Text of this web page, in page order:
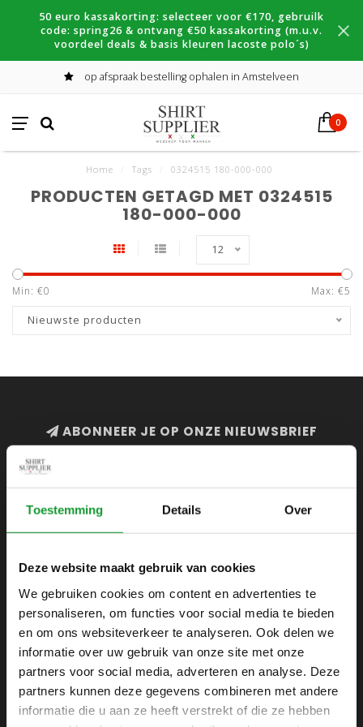
Toestemming Details Over
Deze website maakt gebruik van cookies
We gebruiken cookies om content en advertenties te
personaliseren, om functies voor social media te bieden
en om ons websiteverkeer te analyseren. Ook delen we
informatie over uw gebruik van onze site met onze
partners voor social media, adverteren en analyse. Deze
partners kunnen deze gegevens combineren met andere
informatie die u aan ze heeft verstrekt of die ze hebben
50 euro kassakorting: selecteer voor €170, gebruilk
code: spring26 & ontvang €50 kassakorting (m.u.v.
voordeel deals & basis kleuren lacoste polo´s)
op afspraak bestelling ophalen in Amstelveen
0
Home Tags 0324515 180-000-000
PRODUCTEN GETAGD MET 0324515
180-000-000
12
Min: €0 Max: €5
Nieuwste producten
ABONNEER JE OP ONZE NIEUWSBRIEF
SHIRTSUPPLIER.NL
Webshop voor mannen
Zijlijnstraat 24
1433 DC
Kudelstaart
+31 6 42 52 32 80